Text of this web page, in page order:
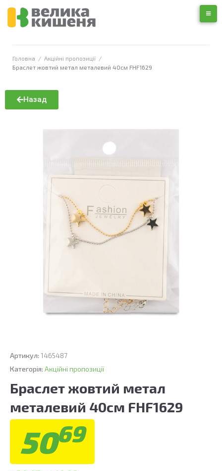
Головна / Акційні пропозиції /
Браслет жовтий метал металевий 40см FHF1629
Назад
Артикул: 1465487
Категорія: Акційні пропозиції
Браслет жовтий метал
металевий 40см FHF1629
5069